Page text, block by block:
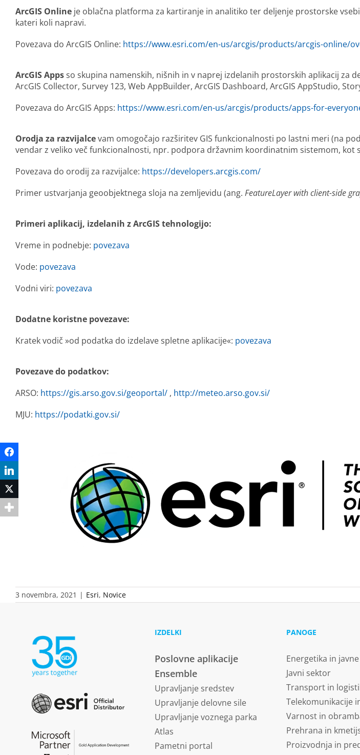
ArcGIS Online je oblačna platforma za kartiranje in analitiko ter deljenje prostorske
kateri koli napravi.
Povezava do ArcGIS Online: https://www.esri.com/en-us/arcgis/products/arcgis-online/
ArcGIS Appsso skupina namenskih, nišnih in v naprej izdelanih prostorskih aplikacij za
ArcGIS Collector, Survey 123, Web AppBuilder, ArcGIS Dashboard, ArcGIS AppStudio,
Povezava do ArcGIS Apps: https://www.esri.com/en-us/arcgis/products/apps-for-
Orodja za razvijalcevam omogočajo razširitev GIS funkcionalnosti po lastni meri (na
vendar z veliko več funkcionalnosti, npr. podpora državnim koordinatnim sistemom, kot
Povezava do orodij za razvijalce: https://developers.arcgis.com/
Primer ustvarjanja geoobjektnega sloja na zemljevidu (ang. FeatureLayer with client-side
Primeri aplikacij, izdelanih z ArcGIS tehnologijo:
Vreme in podnebje: povezava
Vode: povezava
Vodni viri: povezava
Dodatne koristne povezave:
Kratek vodič »od podatka do izdelave spletne aplikacije«: povezava
Povezave do podatkov:
ARSO: https://gis.arso.gov.si/geoportal/ , http://meteo.arso.gov.si/
MJU: https://podatki.gov.si/
3 novembra, 2021 | Esri, Novice
IZDELKI
Poslovne aplikacije
Ensemble
Upravljanje sredstev
Upravljanje delovne sile
Upravljanje voznega parka
Atlas
Pametni portal
PANOGE
Energetika in
Javni sektor
Transport in
Telekomunikacije
Varnost in
Prehrana in
Proizvodnja in